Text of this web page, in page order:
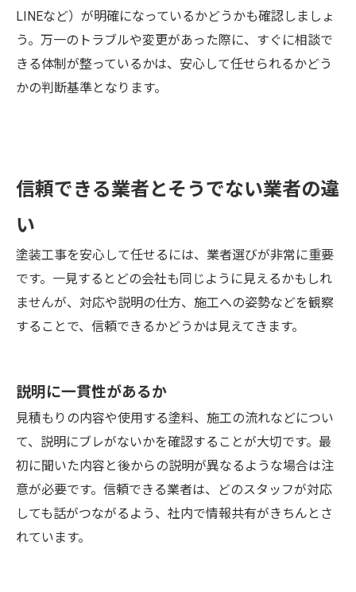
LINEなど）が明確になっているかどうかも確認しましょ
う。万一のトラブルや変更があった際に、すぐに相談で
きる体制が整っているかは、安心して任せられるかどう
かの判断基準となります。
信頼できる業者とそうでない業者の違
い
塗装工事を安心して任せるには、業者選びが非常に重要
です。一見するとどの会社も同じように見えるかもしれ
ませんが、対応や説明の仕方、施工への姿勢などを観察
することで、信頼できるかどうかは見えてきます。
説明に一貫性があるか
見積もりの内容や使用する塗料、施工の流れなどについ
て、説明にブレがないかを確認することが大切です。最
初に聞いた内容と後からの説明が異なるような場合は注
意が必要です。信頼できる業者は、どのスタッフが対応
しても話がつながるよう、社内で情報共有がきちんとさ
れています。